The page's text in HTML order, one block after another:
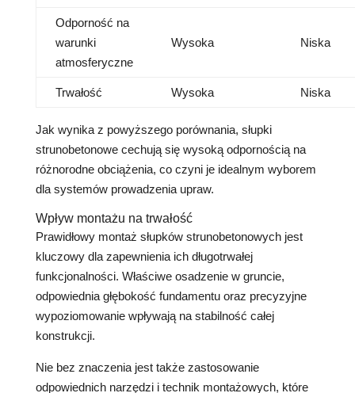
Odporność na
warunki
atmosferyczne
Wysoka Niska
Trwałość Wysoka Niska
Jak wynika z powyższego porównania, słupki
strunobetonowe cechują się wysoką odpornością na
różnorodne obciążenia, co czyni je idealnym wyborem
dla systemów prowadzenia upraw.
Wpływ montażu na trwałość
Prawidłowy montaż słupków strunobetonowych jest
kluczowy dla zapewnienia ich długotrwałej
funkcjonalności. Właściwe osadzenie w gruncie,
odpowiednia głębokość fundamentu oraz precyzyjne
wypoziomowanie wpływają na stabilność całej
konstrukcji.
Nie bez znaczenia jest także zastosowanie
odpowiednich narzędzi i technik montażowych, które